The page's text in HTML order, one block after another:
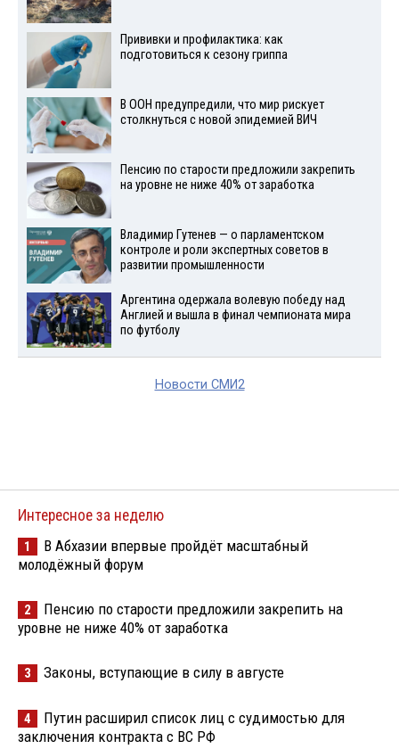
Прививки и профилактика: как
подготовиться к сезону гриппа
В ООН предупредили, что мир рискует
столкнуться с новой эпидемией ВИЧ
Пенсию по старости предложили закрепить
на уровне не ниже 40% от заработка
Владимир Гутенев — о парламентском
контроле и роли экспертных советов в
развитии промышленности
Аргентина одержала волевую победу над
Англией и вышла в финал чемпионата мира
по футболу
Новости СМИ2
Интересное за неделю
1
В Абхазии впервые пройдёт масштабный
молодёжный форум
2
Пенсию по старости предложили закрепить на
уровне не ниже 40% от заработка
3 Законы, вступающие в силу в августе
4
Путин расширил список лиц с судимостью для
заключения контракта с ВС РФ